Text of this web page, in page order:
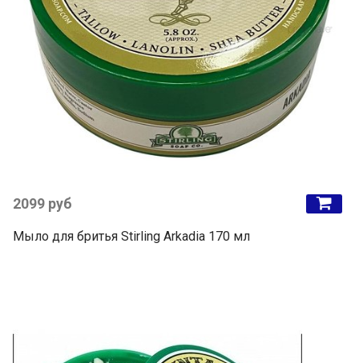
2099 руб
Мыло для бритья Stirling Arkadia 170 мл